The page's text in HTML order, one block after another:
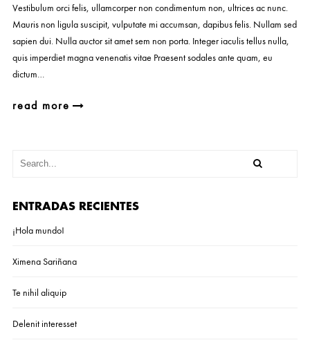
Vestibulum orci felis, ullamcorper non condimentum non, ultrices ac nunc.
Mauris non ligula suscipit, vulputate mi accumsan, dapibus felis. Nullam sed
sapien dui. Nulla auctor sit amet sem non porta. Integer iaculis tellus nulla,
quis imperdiet magna venenatis vitae Praesent sodales ante quam, eu
dictum…
read more
ENTRADAS RECIENTES
¡Hola mundo!
Ximena Sariñana
Te nihil aliquip
Delenit interesset